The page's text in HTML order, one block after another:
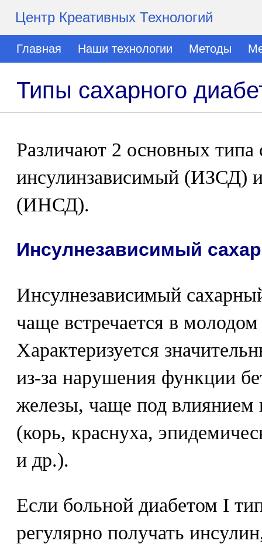
Центр Креативных Технологий
Главная Наши технологии Методы
Типы сахарного
Различают 2 основных типа
инсулинзависимый (ИЗСД)
(ИНСД).
Инсулнезависимый
Инсулнезависимый
чаще встречается в молодом
Характеризуется
из-за нарушения функции
железы, чаще под влиянием
(корь, краснуха,
и др.).
Если больной диабетом I
регулярно получать